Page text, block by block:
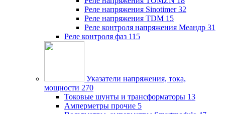
Реле напряжения Sinotimer 32
Реле напряжения TDM 15
Реле контроля напряжения Меандр 31
Реле контроля фаз 115
Указатели напряжения, тока,
мощности 270
Токовые шунты и трансформаторы 13
Амперметры прочие 5